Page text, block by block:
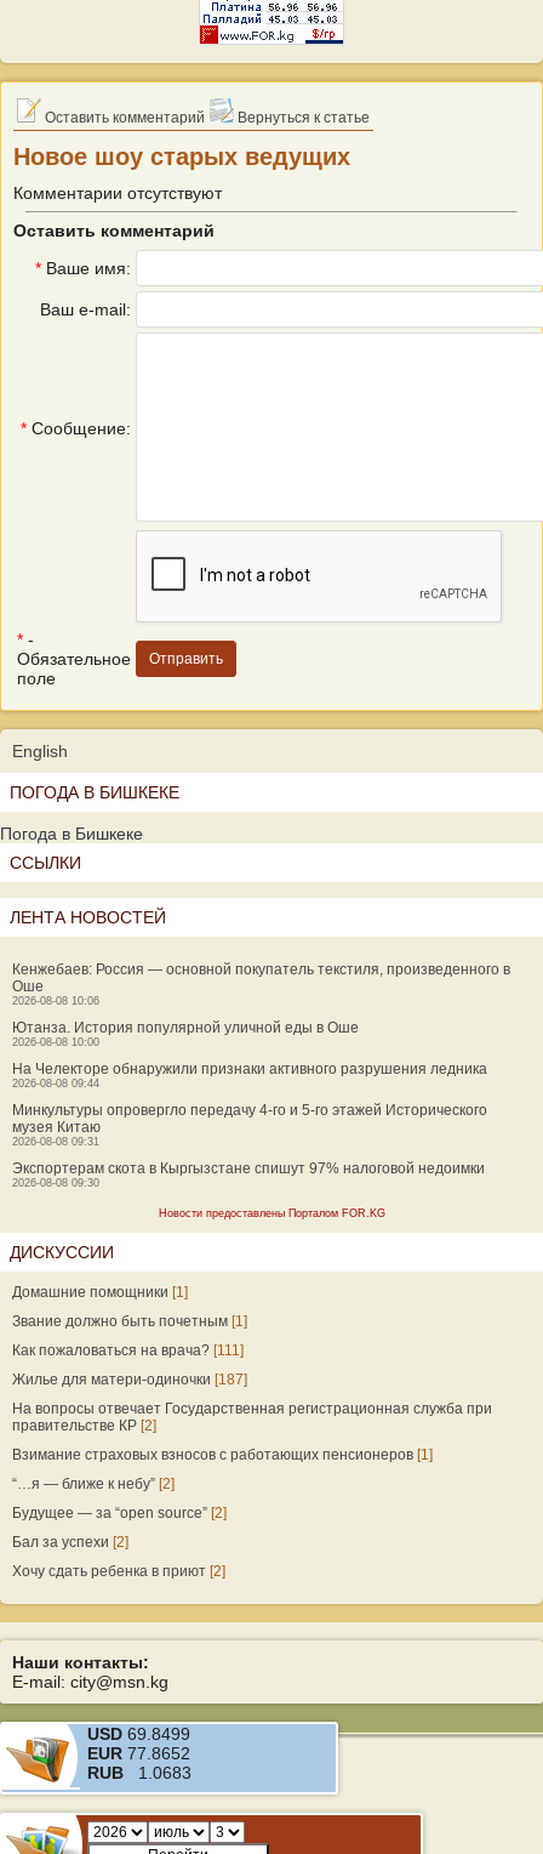
Оставить комментарий Вернуться к статье
Новое шоу старых ведущих
Комментарии отсутствуют
Оставить комментарий
* Ваше имя:
Ваш e-mail:
* Сообщение:
* -
Обязательное
поле
English
ПОГОДА В БИШКЕКЕ
Погода в Бишкеке
ССЫЛКИ
ЛЕНТА НОВОСТЕЙ
Кенжебаев: Россия — основной покупатель текстиля, произведенного в
Оше
2026-08-08 10:06
Ютанза. История популярной уличной еды в Оше
2026-08-08 10:00
На Челекторе обнаружили признаки активного разрушения ледника
2026-08-08 09:44
Минкультуры опровергло передачу 4-го и 5-го этажей Исторического
музея Китаю
2026-08-08 09:31
Экспортерам скота в Кыргызстане спишут 97% налоговой недоимки
2026-08-08 09:30
Новости предоставлены Порталом FOR.KG
ДИСКУССИИ
Домашние помощники [1]
Звание должно быть почетным [1]
Как пожаловаться на врача? [111]
Жилье для матери-одиночки [187]
На вопросы отвечает Государственная регистрационная служба при
правительстве КР [2]
Взимание страховых взносов с работающих пенсионеров [1]
“…я — ближе к небу” [2]
Будущее — за “open source” [2]
Бал за успехи [2]
Хочу сдать ребенка в приют [2]
Наши контакты:
E-mail: city@msn.kg
USD 69.8499
EUR 77.8652
RUB 1.0683